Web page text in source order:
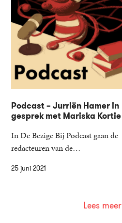
25 juni 2021
Podcast – Jurriën Hamer in
gesprek met Mariska Kortie
In De Bezige Bij Podcast gaan de
redacteuren van de…
Lees meer